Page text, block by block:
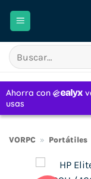
Buscar
por:
VORPC » Portátiles